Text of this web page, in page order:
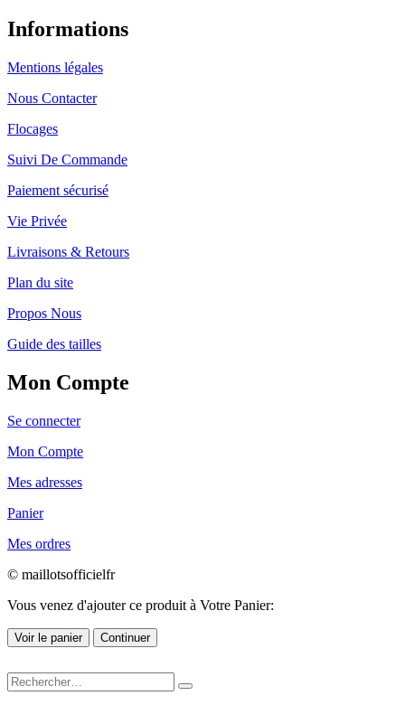
Informations
Mentions légales
Nous Contacter
Flocages
Suivi De Commande
Paiement sécurisé
Vie Privée
Livraisons & Retours
Plan du site
Propos Nous
Guide des tailles
Mon Compte
Se connecter
Mon Compte
Mes adresses
Panier
Mes ordres
© maillotsofficielfr
Vous venez d'ajouter ce produit à Votre Panier:
Voir le panier Continuer